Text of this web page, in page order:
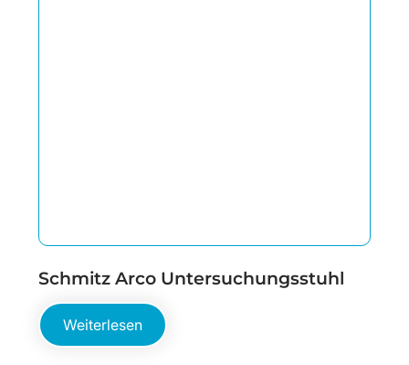
Schmitz Arco Untersuchungsstuhl
Weiterlesen